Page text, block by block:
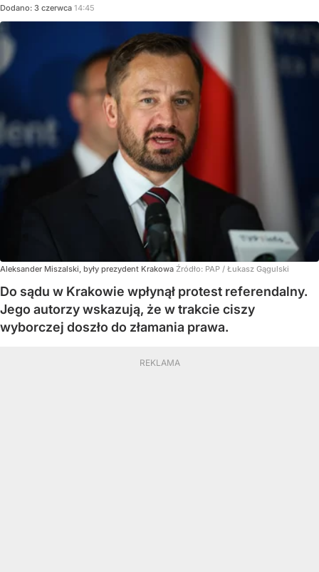
Dodano: 3 czerwca 14:45
Aleksander Miszalski, były prezydent Krakowa Źródło: PAP / Łukasz Gągulski
Do sądu w Krakowie wpłynął protest referendalny.
Jego autorzy wskazują, że w trakcie ciszy
wyborczej doszło do złamania prawa.